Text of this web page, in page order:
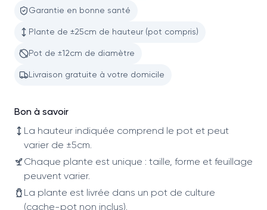
Garantie en bonne santé
Plante de ±25cm de hauteur (pot compris)
Pot de ±12cm de diamètre
Livraison gratuite à votre domicile
Bon à savoir
La hauteur indiquée comprend le pot et peut
varier de ±5cm.
Chaque plante est unique : taille, forme et feuillage
peuvent varier.
La plante est livrée dans un pot de culture
(cache-pot non inclus).